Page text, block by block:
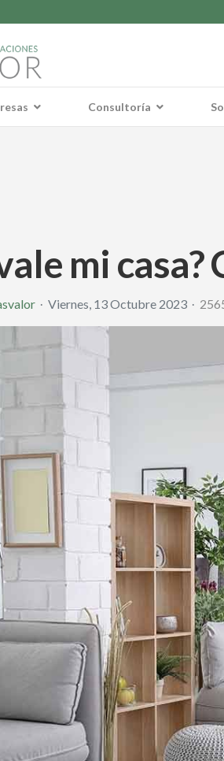
Consultoría
mi
Viernes, 13 Octubre 2023